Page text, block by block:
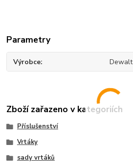
Parametry
Výrobce
Zboží zařazeno v kategoriích
Příslušenství
Vrtáky
sady vrtáků